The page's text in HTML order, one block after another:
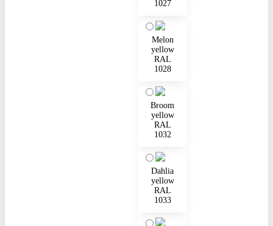
1027
Melon
yellow
RAL
1028
Broom
yellow
RAL
1032
Dahlia
yellow
RAL
1033